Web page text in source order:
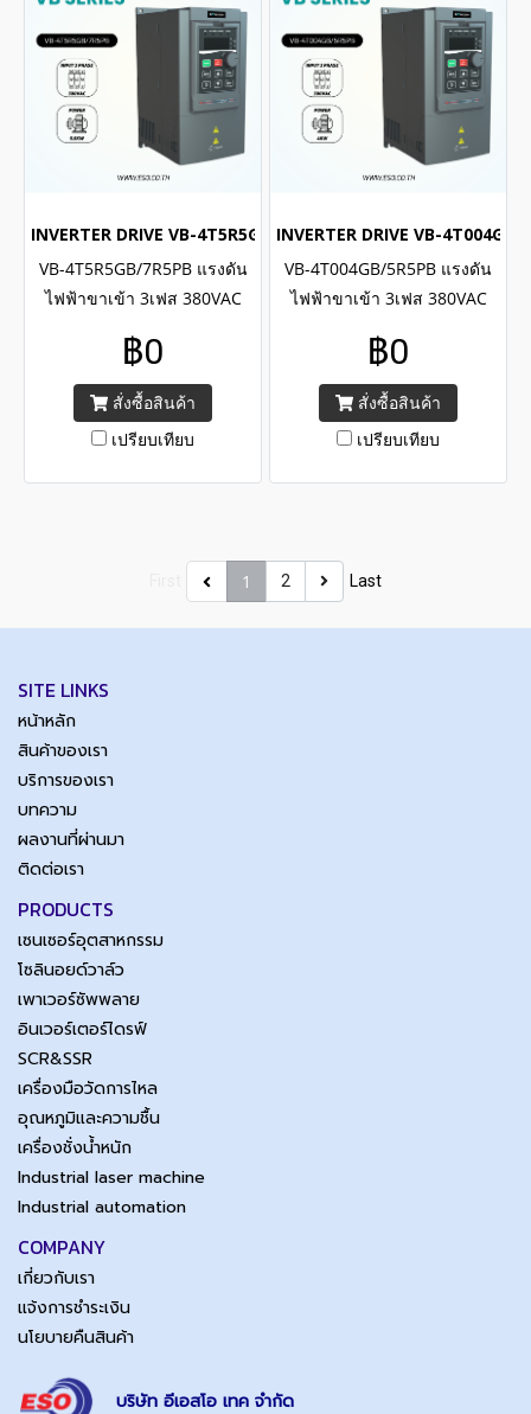
INVERTER DRIVE VB-4T5R5GB/7R5PB (3Phase 380VAC /
VB-4T5R5GB/7R5PB แรงดัน
ไฟฟ้าขาเข้า 3เฟส 380VAC
WECON INVERTER VB Series
Input 3 Phase 380VAC ,
Capacity 5.5kW , 7.5H.P.
฿0
สั่งซื้อสินค้า
เปรียบเทียบ
INVERTER DRIVE VB-
VB-4T004GB/5R5PB แรงดัน
ไฟฟ้าขาเข้า 3เฟส 380VAC
WECON INVERTER VB Series
Input 3 Phase 380VAC ,
Capacity power 4kW ,
5.5H.P.
฿0
สั่งซื้อสินค้า
เปรียบเทียบ
1 2 Last
SITE LINKS
หน้าหลัก
สินค้าของเรา
บริการของเรา
บทความ
ผลงานที่ผ่านมา
ติดต่อเรา
PRODUCTS
เซนเซอร์อุตสาหกรรม
โซลินอยด์วาล์ว
เพาเวอร์ซัพพลาย
อินเวอร์เตอร์ไดรฟ์
SCR&SSR
เครื่องมือวัดการไหล
อุณหภูมิและความชื้น
เครื่องชั่งน้ำหนัก
Industrial laser machine
Industrial automation
COMPANY
เกี่ยวกับเรา
แจ้งการชำระเงิน
นโยบายคืนสินค้า
บริษัท อีเอสโอ เทค จำกัด